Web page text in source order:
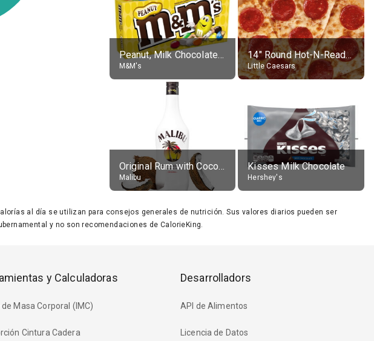
Peanut, Milk Chocolate Candies
M&M's
14" Round Hot-N-Ready Pepperoni Pizza
Little Caesars
Original Rum with Coconut Flavour (21% alc.)
Malibu
Kisses Milk Chocolate
Hershey's
al día se utilizan para consejos generales de nutrición. Sus valores diarios pueden ser
y no son recomendaciones de CalorieKing.
y Calculadoras
de Masa Corporal (IMC)
Cintura Cadera
Desarrolladors
API de Alimentos
Licencia de Datos